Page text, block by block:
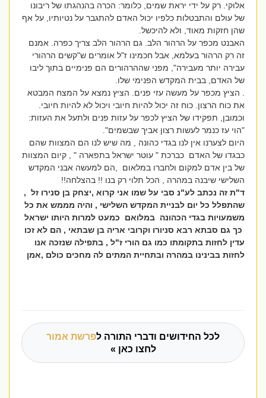
אלוקי. רק על ידי יראת שמים, כלומר: הכרה בהנהגתו של ריבונו
של עולם והתבטלות כלפיו יכול האדם להתגבר על נטיותיו, על אף
שהן חזקות מאוד, ולא להיכשל.
האבנט מכפר על הרהור הלב. גם הרהור הלב צריך כפרה. אמנם
זה רק הרהור בעלמא, אבל חכמינו ז"ל אומרים ש"קשים הרהורי
עבירה יותר מעבירה", מפני שההרהורים הם פנימיים בתוך ליבו
של האדם, בבית המקדש הפנימי שלו.
. הציץ מכפר על מעשה עזי פנים. הציץ נמצא על המצח המבטא
את כוח הרצון. כוח זה יכול להיות חיובי ויכול לא להיות חיובי.
וכמובן, תפקידו של הציץ לכפר על עזות פנים ולתעל את העזות:
"הוי עז כנמר לעשות רצון אביך שבשמים".
היום לצערנו אין לנו בגדי כהונה , מה שיש לנו הם המצוות שהם
כבגדו של האדם כברכת " עוטר ישראל בתפארה " , קיום המצוות
של בין אדם למקום ולחברו במלאום ,הם למעשה אבני המקדש
השלישי שיבנה במהרה , הכל תלוי רק בנו !! בהצלחה!!
ד"ת זה נכתב לע"נ סבי על שמו אני קרוא ,יצחק בן סנירו זל ,
שהתפלל כל יום לבניית המקדש השלישי , והיה מממש את כל
משמעויות בגדי הכהונה במלואם כמעט למרות היותו ישראל
כך גם סבתא רבא סניורו וקרובי אריה בן שבתאי , הם לא זכו
עדין לחזות בתקומתו כמו גם הורי ז"ל , בתפילה שנזכה אנו
לחזות בבינינו במהרה ובתחיית המתים לה מחכים כולם ,אמן
לכל החידושים ודברי התורה לפרשת אמור
לחצו כאן »